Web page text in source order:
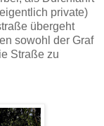
private)
übergeht
sowohl der Graf
Straße zu